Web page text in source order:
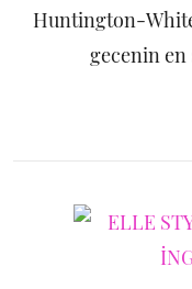
Huntington-
gecenin